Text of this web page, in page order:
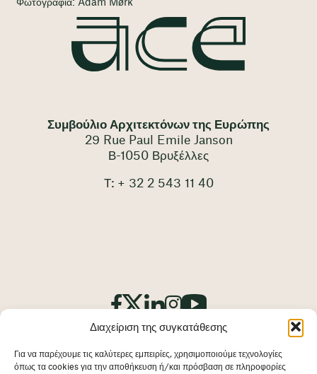
Διαχείριση της συγκατάθεσης
Για να παρέχουμε τις καλύτερες εμπειρίες, χρησιμοποιούμε τεχνολογίες
όπως τα cookies για την αποθήκευση ή/και πρόσβαση σε πληροφορίες
Φωτογραφία: Adam Mørk
Συμβούλιο Αρχιτεκτόνων της Ευρώπης
29 Rue Paul Emile Janson
Β-1050 Βρυξέλλες
Τ: + 32 2 543 11 40